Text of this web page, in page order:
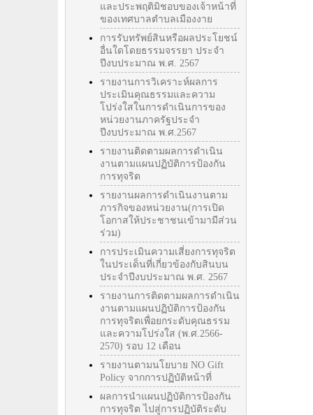
และประพฤติมิชอบของเจ้าหน้าที่
ของเทศบาลตำบลเมืองงาย
การรับทรัพย์สินหรือผลประโยชน์
อื่นใดโดยธรรมจรรยา ประจำ
ปีงบประมาณ พ.ศ. 2567
รายงานการวิเคราะห์ผลการ
ประเมินคุณธรรมและความ
โปร่งใสในการดำเนินการของ
หน่วยงานภาครัฐประจำ
ปีงบประมาณ พ.ศ.2567
รายงานติดตามผลการดำเนิน
งานตามแผนปฏิบัติการป้องกัน
การทุจริต
รายงานผลการดำเนินงานตาม
ภารกิจของหน่วยงาน(การเปิด
โอกาสให้ประชาชนเข้ามามีส่วน
ร่วม)
การประเมินความเสี่ยงการทุจริต
ในประเด็นที่เกี่ยวข้องกับสินบน
ประจำปีงบประมาณ พ.ศ. 2567
รายงานการติดตามผลการดำเนิน
งานตามแผนปฏิบัติการป้องกัน
การทุจริตเพื่อยกระดับคุณธรรม
และความโปร่งใส (พ.ศ.2566-
2570) รอบ 12 เดือน
รายงานตามนโยบาย NO Gift
Policy จากการปฏิบัติหน้าที่
ผลการนำแผนปฏิบัติการป้องกัน
การทุจริต ไปสู่การปฏิบัติระดับ